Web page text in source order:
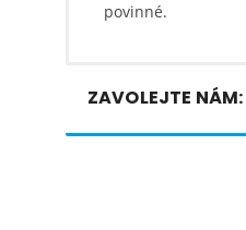
povinné.
ZAVOLEJTE NÁM: